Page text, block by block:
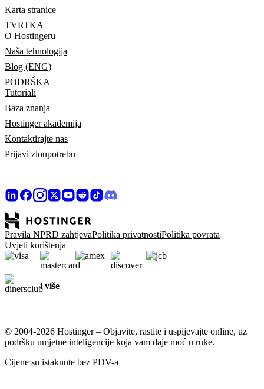
Karta stranice
TVRTKA
O Hostingeru
Naša tehnologija
Blog (ENG)
PODRŠKA
Tutoriali
Baza znanja
Hostinger akademija
Kontaktirajte nas
Prijavi zloupotrebu
Pravila NPRD zahtjevaPolitika privatnostiPolitika povrata
Uvjeti korištenja
i više
© 2004-2026 Hostinger – Objavite, rastite i uspijevajte online, uz
podršku umjetne inteligencije koja vam daje moć u ruke.
Cijene su istaknute bez PDV-a